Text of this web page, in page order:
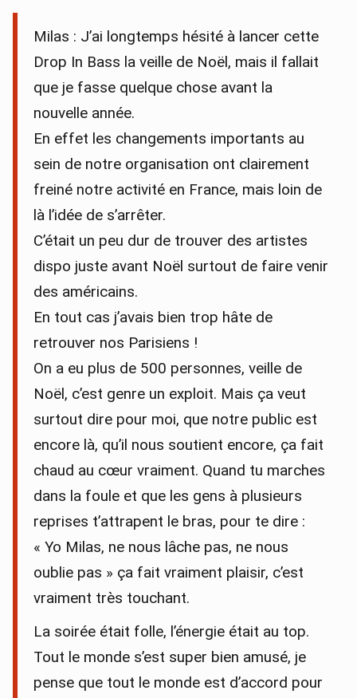
Milas : J’ai longtemps hésité à lancer cette
Drop In Bass la veille de Noël, mais il fallait
que je fasse quelque chose avant la
nouvelle année.
En effet les changements importants au
sein de notre organisation ont clairement
freiné notre activité en France, mais loin de
là l’idée de s’arrêter.
C’était un peu dur de trouver des artistes
dispo juste avant Noël surtout de faire venir
des américains.
En tout cas j’avais bien trop hâte de
retrouver nos Parisiens !
On a eu plus de 500 personnes, veille de
Noël, c’est genre un exploit. Mais ça veut
surtout dire pour moi, que notre public est
encore là, qu’il nous soutient encore, ça fait
chaud au cœur vraiment. Quand tu marches
dans la foule et que les gens à plusieurs
reprises t’attrapent le bras, pour te dire :
« Yo Milas, ne nous lâche pas, ne nous
oublie pas » ça fait vraiment plaisir, c’est
vraiment très touchant.
La soirée était folle, l’énergie était au top.
Tout le monde s’est super bien amusé, je
pense que tout le monde est d’accord pour